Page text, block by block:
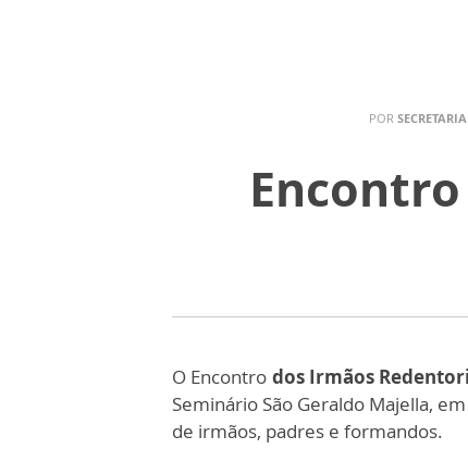
POR
O Encontro dos Irmãos
Seminário São Geraldo Majella,
de irmãos, padres e formandos.